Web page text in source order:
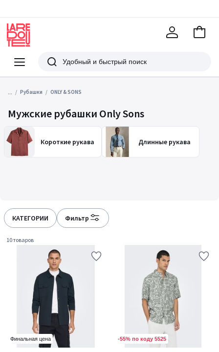
Меню
Redoute
Поиск
В
... Рубашки ONLY & SONS
Мужские рубашки Only Sons
Короткие рукава Длинные рукава
КАТЕГОРИИ Фильтр
10 товаров
Финальная цена -55% по коду 5525